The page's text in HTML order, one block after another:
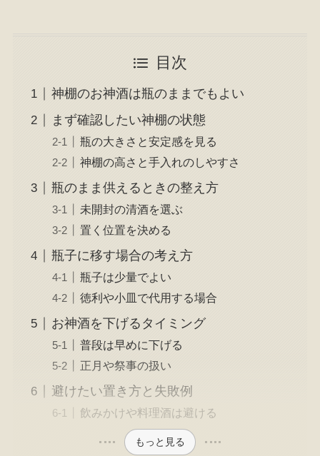
目次
神棚のお神酒は瓶のままでもよい
まず確認したい神棚の状態
瓶の大きさと安定感を見る
神棚の高さと手入れのしやすさ
瓶のまま供えるときの整え方
未開封の清酒を選ぶ
置く位置を決める
瓶子に移す場合の考え方
瓶子は少量でよい
徳利や小皿で代用する場合
お神酒を下げるタイミング
普段は早めに下げる
正月や祭事の扱い
避けたい置き方と失敗例
飲みかけや料理酒は避ける
もっと見る